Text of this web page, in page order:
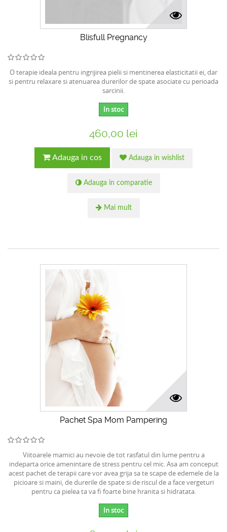
Blisfull Pregnancy
O terapie ideala pentru ingrijirea pielii si mentinerea elasticitatii ei, dar
si pentru relaxare si atenuarea durerilor de spate asociate cu perioada
sarcinii.
In stoc
460,00 lei
Adauga in cos Adauga in wishlist
Adauga in comparatie
Mai mult
Pachet Spa Mom Pampering
Viitoarele mamici au nevoie de tot rasfatul din lume pentru a
indeparta orice amenintare de stress pentru cel mic. Asa am conceput
acest pachet de terapii care vor avea grija sa te scape de edemele de la
picioare si maini, de durerile de spate si de riscul de a face vergeturi
pentru ca pielea ta va fi foarte bine hranita si hidratata.
In stoc